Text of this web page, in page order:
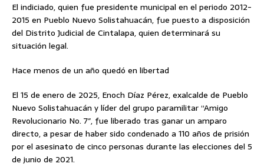
El indiciado, quien fue presidente municipal en el periodo 2012-
2015 en Pueblo Nuevo Solistahuacán, fue puesto a disposición
del Distrito Judicial de Cintalapa, quien determinará su
situación legal.
Hace menos de un año quedó en libertad
El 15 de enero de 2025, Enoch Díaz Pérez, exalcalde de Pueblo
Nuevo Solistahuacán y líder del grupo paramilitar “Amigo
Revolucionario No. 7″, fue liberado tras ganar un amparo
directo, a pesar de haber sido condenado a 110 años de prisión
por el asesinato de cinco personas durante las elecciones del 5
de junio de 2021.